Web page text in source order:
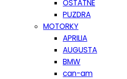
OSTATNÉ
PUZDRA
MOTORKY
APRILIA
AUGUSTA
BMW
can-am